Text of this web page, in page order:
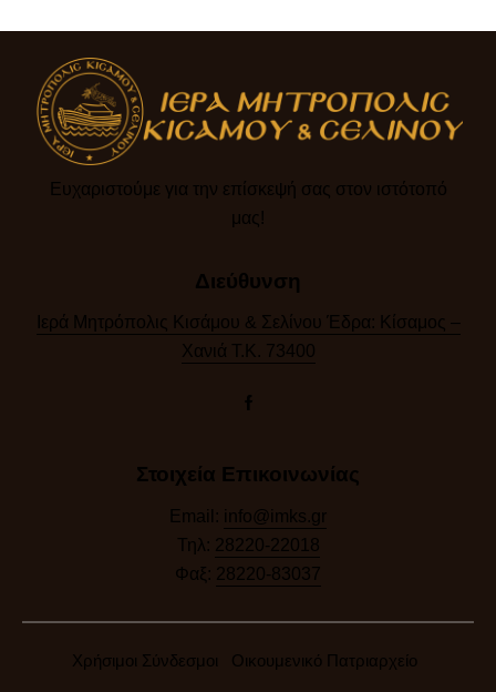
Ευχαριστούμε για την επίσκεψή σας στον ιστότοπό
μας!​
Διεύθυνση
Ιερά Μητρόπολις Κισάμου & Σελίνου Έδρα: Κίσαμος –
Χανιά Τ.Κ. 73400
Στοιχεία Επικοινωνίας
Email: info@imks.gr
Τηλ: 28220-22018
Φαξ: 28220-83037
Χρήσιμοι Σύνδεσμοι Οικουμενικό Πατριαρχείο